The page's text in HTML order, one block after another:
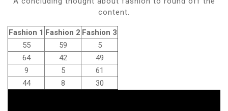
content.
Fashion 1 Fashion 2 Fashion 3
55
59
5
64
42
49
9
5
61
44
8 30